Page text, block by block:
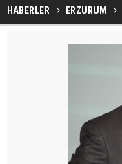
İşte imzalamayan o isim
HABERLER ERZURUM